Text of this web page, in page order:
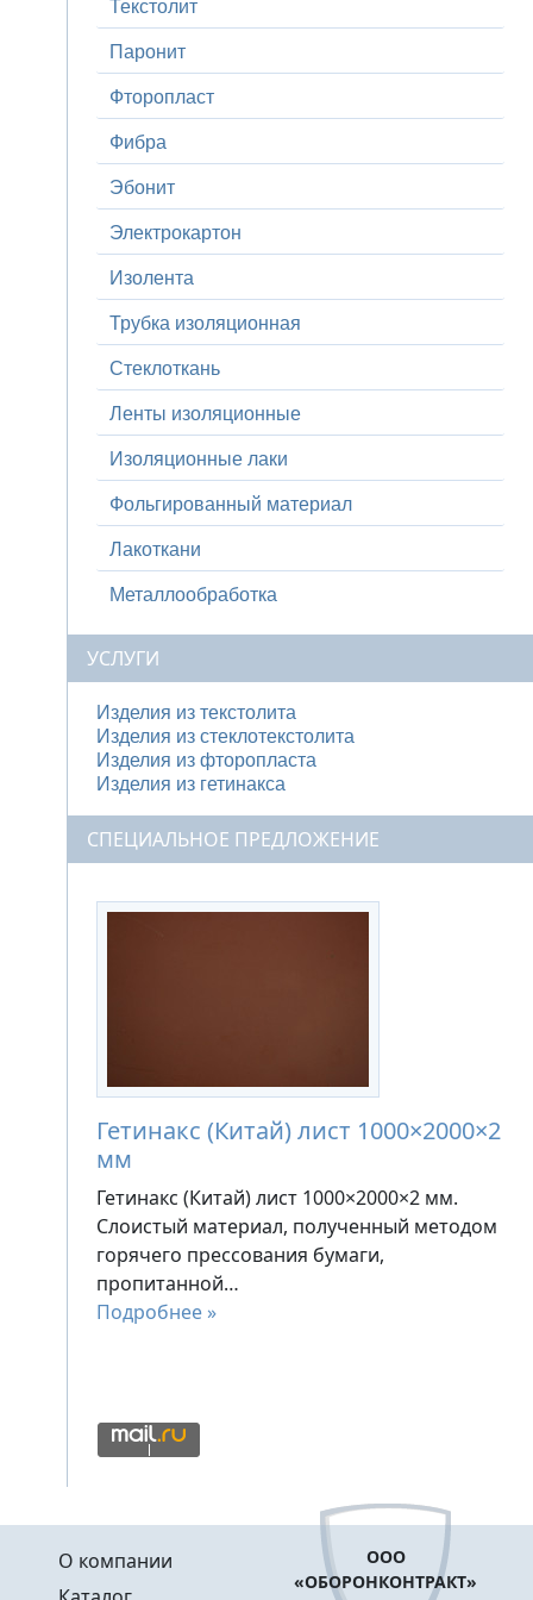
Текстолит
Паронит
Фторопласт
Фибра
Эбонит
Электрокартон
Изолента
Трубка изоляционная
Стеклоткань
Ленты изоляционные
Изоляционные лаки
Фольгированный материал
Лакоткани
Металлообработка
УСЛУГИ
Изделия из текстолита
Изделия из стеклотекстолита
Изделия из фторопласта
Изделия из гетинакса
СПЕЦИАЛЬНОЕ ПРЕДЛОЖЕНИЕ
Гетинакс (Китай) лист 1000×2000×2
мм
Гетинакс (Китай) лист 1000×2000×2 мм.
Слоистый материал, полученный методом
горячего прессования бумаги,
пропитанной…
Подробнее »
Меню в подвале
О компании
ООО
«ОБОРОНКОНТРАКТ»